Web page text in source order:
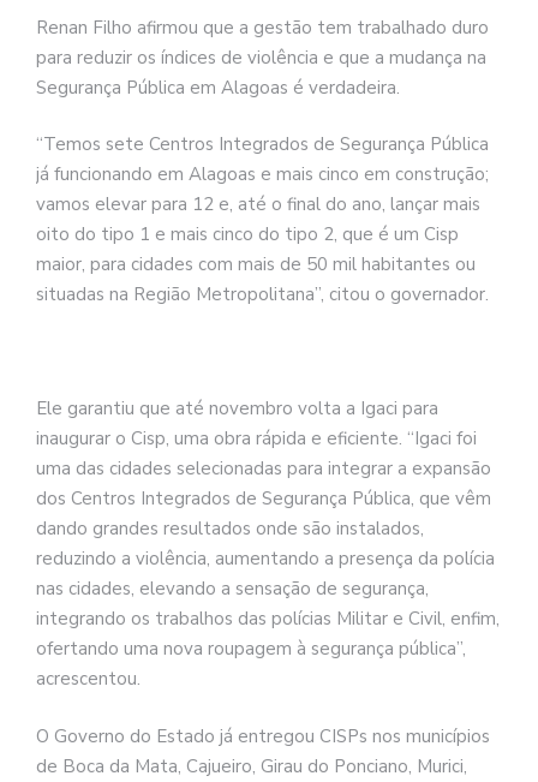
Renan Filho afirmou que a gestão tem trabalhado duro
para reduzir os índices de violência e que a mudança na
Segurança Pública em Alagoas é verdadeira.
“Temos sete Centros Integrados de Segurança Pública
já funcionando em Alagoas e mais cinco em construção;
vamos elevar para 12 e, até o final do ano, lançar mais
oito do tipo 1 e mais cinco do tipo 2, que é um Cisp
maior, para cidades com mais de 50 mil habitantes ou
situadas na Região Metropolitana”, citou o governador.
Ele garantiu que até novembro volta a Igaci para
inaugurar o Cisp, uma obra rápida e eficiente. “Igaci foi
uma das cidades selecionadas para integrar a expansão
dos Centros Integrados de Segurança Pública, que vêm
dando grandes resultados onde são instalados,
reduzindo a violência, aumentando a presença da polícia
nas cidades, elevando a sensação de segurança,
integrando os trabalhos das polícias Militar e Civil, enfim,
ofertando uma nova roupagem à segurança pública”,
acrescentou.
O Governo do Estado já entregou CISPs nos municípios
de Boca da Mata, Cajueiro, Girau do Ponciano, Murici,